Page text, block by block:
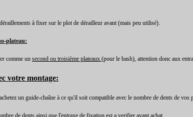
à fixer sur le plot de dérailleur avant (mais peu utilisé).
plateau:
comme un second ou troisième plateaux (pour le bash), attention donc aux
votre montage:
un guide-chaîne à ce qu'il soit compatible avec le nombre de dents de vos
de dents ainsi que l'entraxe de fixation est a verifier avant achat.